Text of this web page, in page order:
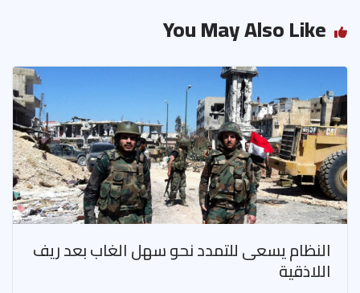
You May Also Like
النظام يسعى للتمدد نحو سهل الغاب بعد ريف
اللاذقية